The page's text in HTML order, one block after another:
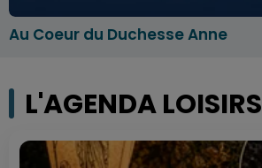
Au Coeur du Duchesse Anne
L'AGENDA LOISIRS